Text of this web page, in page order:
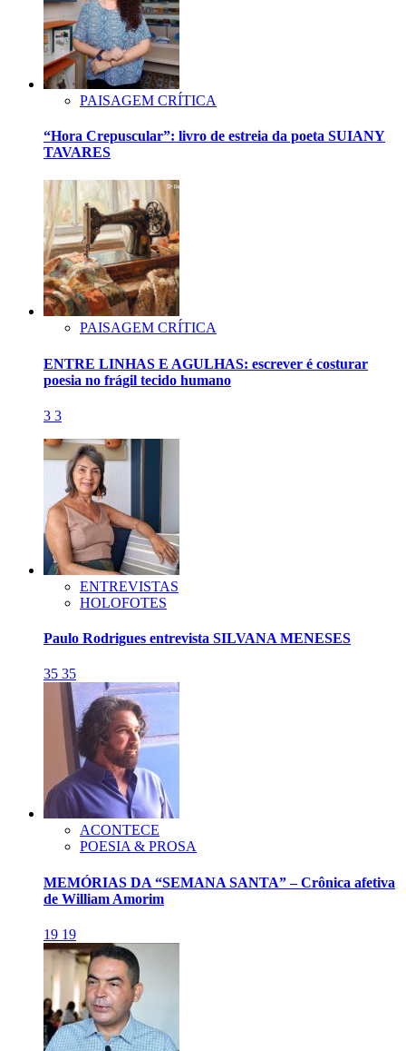
PAISAGEM CRÍTICA
“Hora Crepuscular”: livro de estreia da poeta SUIANY
TAVARES
PAISAGEM CRÍTICA
ENTRE LINHAS E AGULHAS: escrever é costurar
poesia no frágil tecido humano
3 3
ENTREVISTAS
HOLOFOTES
Paulo Rodrigues entrevista SILVANA MENESES
35 35
ACONTECE
POESIA & PROSA
MEMÓRIAS DA “SEMANA SANTA” – Crônica afetiva
de William Amorim
19 19